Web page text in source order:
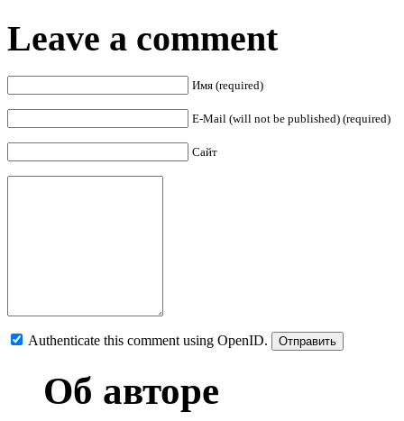
Leave a comment
Имя (required)
E-Mail (will not be published) (required)
Сайт
Authenticate this comment using OpenID.
Об авторе